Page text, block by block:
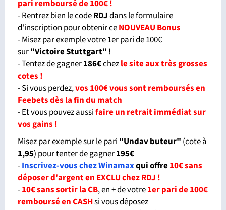
pari remboursé de 100€ !
- Rentrez bien le codeRDJdans le formulaire
d'inscription pour obtenir ceNOUVEAU Bonus
- Misez par exemple votre 1er pari de 100€
sur"Victoire Stuttgart" !
- Tentez de gagner186€chezle site aux très grosses
cotes !
- Si vous perdez,vos 100€ vous sont remboursés en
Feebets dès la fin du match
- Et vous pouvez aussifaire un retrait immédiat sur
vos gains !
Misez par exemple sur le pari"Undav buteur"(cote à
1,95) pour tenter de gagner195€
-Inscrivez-vous chez Winamaxqui offre10€ sans
déposer d'argent en EXCLU chez RDJ !
-10€ sans sortir la CB, en + de votre1er pari de 100€
remboursé en CASHsi vous déposez